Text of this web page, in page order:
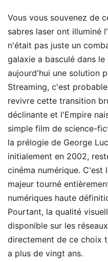
Vous vous souvenez de
sabres laser ont illuminé
n'était pas juste un
galaxie a basculé dans
aujourd'hui une solution
Streaming, c'est
revivre cette transition
déclinante et l'Empire
simple film de science-
la prélogie de George
initialement en 2002,
cinéma numérique.
majeur tourné
numériques haute
Pourtant, la qualité
disponible sur les
directement de ce choix
a plus de vingt ans.